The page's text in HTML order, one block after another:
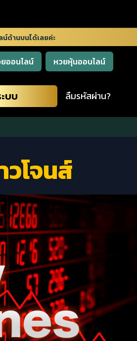
ลยค่ะ
ออนไลน์ หวยหุ้นออนไลน์
บบ ลืมรหัสผ่าน?
โจนส์